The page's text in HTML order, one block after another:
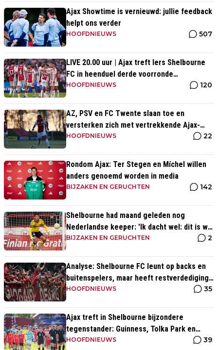
Ajax Showtime is vernieuwd: jullie feedback
helpt ons verder
HOOFDNIEUWS 507
LIVE 20.00 uur | Ajax treft Iers Shelbourne
FC in heenduel derde voorronde
Conference League
HOOFDNIEUWS 120
AZ, PSV en FC Twente slaan toe en
versterken zich met vertrekkende Ajax-
talenten
HOOFDNIEUWS 22
Rondom Ajax: Ter Stegen en Míchel willen
anders genoemd worden in media
BIJZAKEN EN GERUCHTEN 142
Shelbourne had maand geleden nog
Nederlandse keeper: 'Ik dacht wel: dit is wel
héél Iers'
BIJZAKEN EN GERUCHTEN 2
Analyse: Shelbourne FC leunt op backs en
buitenspelers, maar heeft restverdediging
totaal niet op orde
HOOFDNIEUWS 35
Ajax treft in Shelbourne bijzondere
tegenstander: Guinness, Tolka Park en
bijzonder lage marktwaarde
HOOFDNIEUWS 39